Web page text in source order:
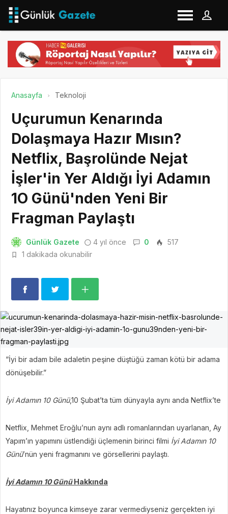
Anasayfa Teknoloji
Uçurumun Kenarında
Dolaşmaya Hazır Mısın?
Netflix, Başrolünde Nejat
İşler'in Yer Aldığı İyi Adamın
1O Günü'nden Yeni Bir
Fragman Paylaştı
Günlük Gazete 4 yıl önce 0
517
1 dakikada okunabilir
“İyi bir adam bile adaletin peşine düştüğü zaman kötü bir adama
dönüşebilir.”
İyi Adamın 10 Günü,10 Şubat’ta tüm dünyayla aynı anda Netflix’te
Netflix, Mehmet Eroğlu’nun aynı adlı romanlarından uyarlanan, Ay
Yapım’ın yapımını üstlendiği üçlemenin birinci filmi İyi Adamın 10
Günü’nün yeni fragmanını ve görsellerini paylaştı.
İyi Adamın 10 GünüHakkında
Hayatınız boyunca kimseye zarar vermediyseniz gerçekten iyi